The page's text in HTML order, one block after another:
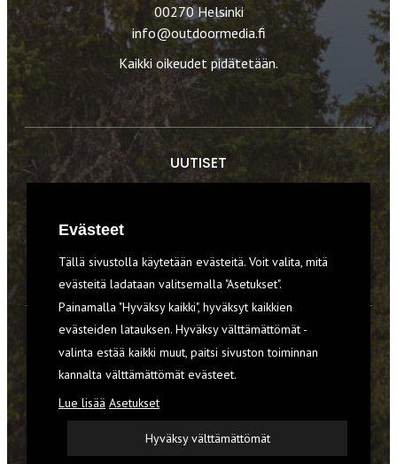
00270 Helsinki
info@outdoormedia.fi
Kaikki oikeudet pidätetään.
UUTISET
VARUSTEET
TILAA RETKI-LEHTI
YHTEYSTIEDOT
REKISTERISELOSTE
EVÄSTEET
Evästeet
Tällä sivustolla käytetään evästeitä. Voit valita, mitä
evästeitä ladataan valitsemalla "Asetukset".
Painamalla "Hyväksy kaikki", hyväksyt kaikkien
evästeiden latauksen. Hyväksy välttämättömät -
valinta estää kaikki muut, paitsi sivuston toiminnan
kannalta välttämättömät evästeet.
Lue lisää Asetukset
Hyväksy välttämättömät